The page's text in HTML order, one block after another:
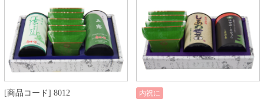
[商品コード] 8012 内祝に